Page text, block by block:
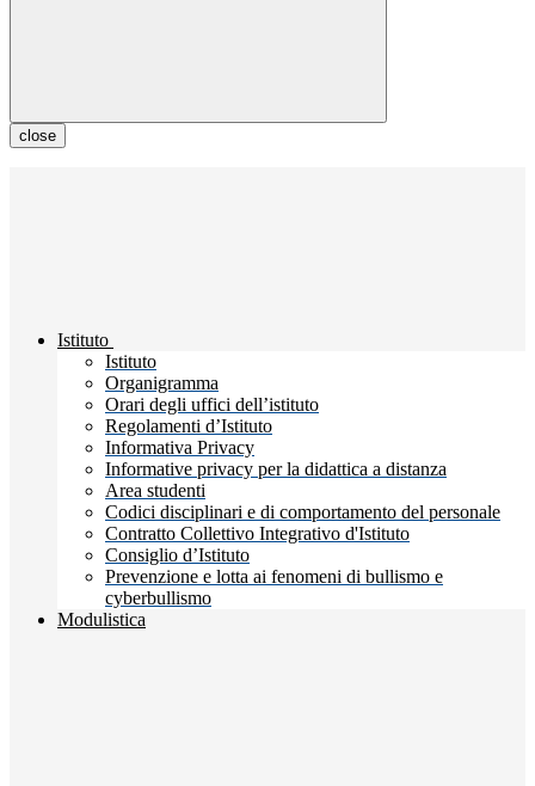
close
Istituto
Istituto
Organigramma
Orari degli uffici dell’istituto
Regolamenti d’Istituto
Informativa Privacy
Informative privacy per la didattica a distanza
Area studenti
Codici disciplinari e di comportamento del personale
Contratto Collettivo Integrativo d'Istituto
Consiglio d’Istituto
Prevenzione e lotta ai fenomeni di bullismo e
cyberbullismo
Modulistica